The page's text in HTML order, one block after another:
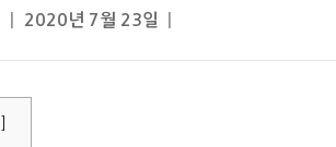
작
자
2020년 7월 23일